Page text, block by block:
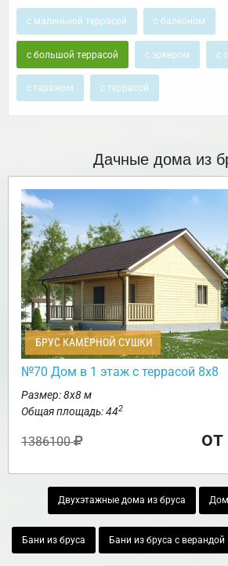
с маленькой террасой с балконом
с большой террасой с эркером с
с гаражом с террасой
Дачные дома из
БРУС КАМЕРНОЙ СУШКИ
№70 Дом в 1 этаж с террасой 8х8
Размер: 8х8 м
Общая площадь: 442
1386100
Двухэтажные дома из бруса
Бани из бруса Бани из бруса с верандой